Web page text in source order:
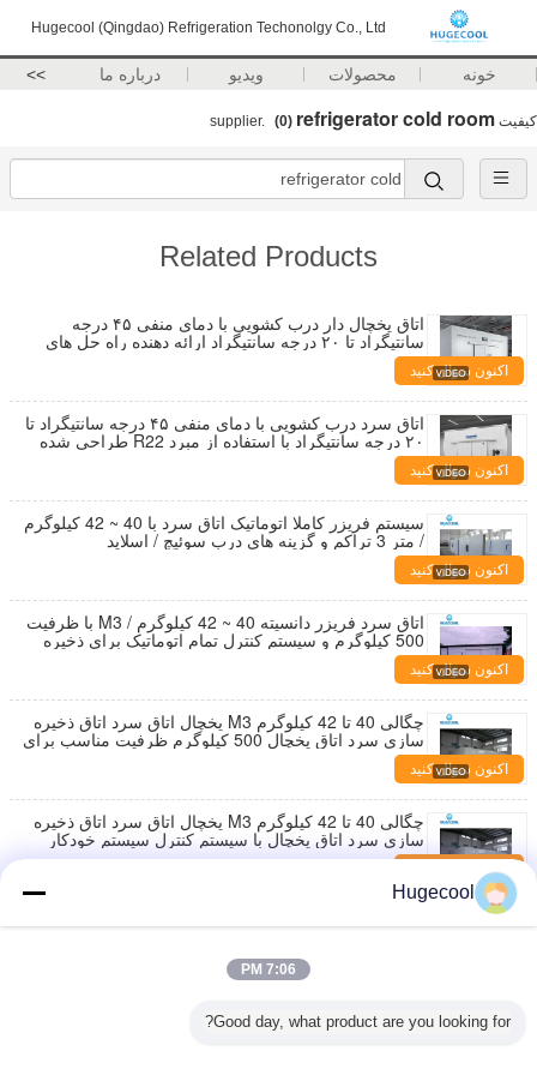
Hugecool (Qingdao) Refrigeration Techonolgy Co., Ltd
خونه محصولات ویدیو درباره ما >>
کیفیت refrigerator cold room
(0)
Related Products
اتاق یخچال دار درب کشویی با دمای منفی ۴۵ درجه
سانتیگراد تا ۲۰ درجه سانتیگراد ارائه دهنده راه حل های
نگهداری سرد برای کاربردهای صنعتیاکنون سؤال کنید
اتاق سرد درب کشویی با دمای منفی ۴۵ درجه سانتیگراد تا
۲۰ درجه سانتیگراد با استفاده از مبرد R22 طراحی شده
برای عملیات نگهداری سرد و انجماداکنون سؤال کنید
سیستم فریزر کاملا اتوماتیک اتاق سرد با 40 ~ 42 کیلوگرم
/ متر 3 تراکم و گزینه های درب سوئیچ / اسلاید
اکنون سؤال کنید
اتاق سرد فریزر دانسیته 40 ~ 42 کیلوگرم / M3 با ظرفیت
500 کیلوگرم و سیستم کنترل تمام اتوماتیک برای ذخیره
سازی سرداکنون سؤال کنید
چگالی 40 تا 42 کیلوگرم M3 یخچال اتاق سرد اتاق ذخیره
سازی سرد اتاق یخچال 500 کیلوگرم ظرفیت مناسب برای
لجستیک زنجیره سرداکنون سؤال کنید
چگالی 40 تا 42 کیلوگرم M3 یخچال اتاق سرد اتاق ذخیره
سازی سرد اتاق یخچال با سیستم کنترل سیستم خودکار
کامل برای کاراکنون سؤال کنید
سیستم کاملا اتوماتیک یخچال ذخیره سازی زیرزمین اتاق
های خنک کننده برای تجاری
اتاق ذخیره سازی سرد اتاق یخچال یخچال ذخیره سازی
سرد با درب کشویی مناسب برای راه حل های ذخیره
Hugecool
7:06 PM
Good day, what product are you looking for?